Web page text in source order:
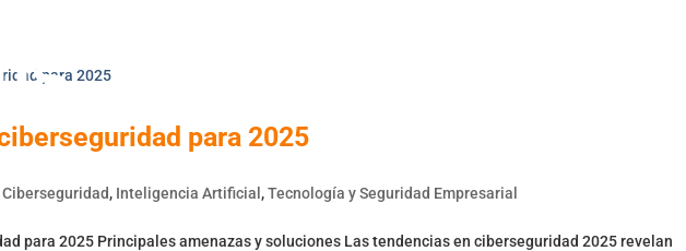
para 2025
Ciberseguridad, Inteligencia Artificial ,Tecnología y Seguridad Empresarial
para 2025 Principales amenazas y soluciones Las tendencias en ciberseguridad 2025 revelan